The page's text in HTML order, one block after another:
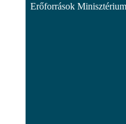
Erőforrások